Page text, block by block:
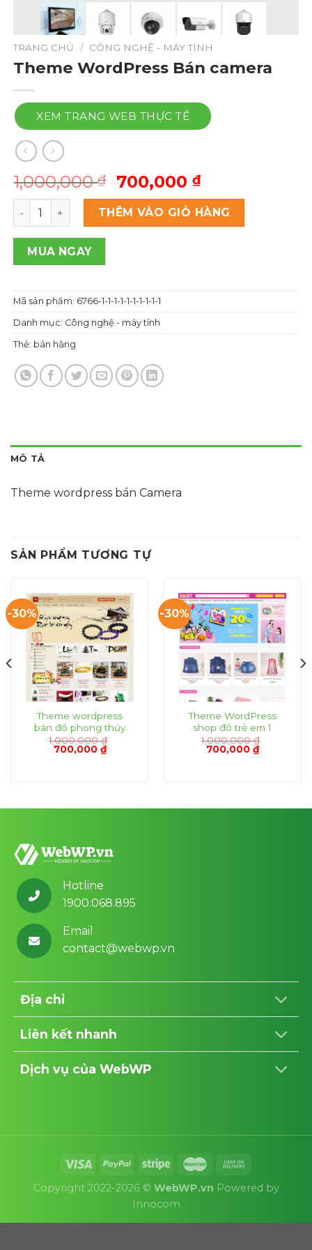
TRANG CHỦ / CÔNG NGHỆ - MÁY TÍNH
Theme WordPress Bán camera
XEM TRANG WEB THỰC TẾ
1,000,000₫
Giá
gốc
là:
1,000,000 ₫.
700,000 ₫Giá
hiện
tại
là:
Theme Wordpress Bán camera số lượng
THÊM VÀO GIỎ HÀNG
MUA NGAY
Mã sản phẩm: 6766-1-1-1-1-1-1-1-1-1-1
Danh mục: Công nghệ - máy tính
Thẻ: bán hàng
MÔ TẢ
Theme wordpress bán Camera
SẢN PHẨM TƯƠNG TỰ
-30%
Theme wordpress
bán đồ phong thủy
1,000,000₫
Giá
700,000 ₫Giá
hiện
-30%
Theme WordPress
shop đồ trẻ em 1
1,000,000₫
Giá
700,000 ₫Giá
hiện
Hotline
1900.068.895
Email
contact@webwp.vn
Địa chỉ
Liên kết nhanh
Dịch vụ của WebWP
Copyright 2022-2026 © WebWP.vn Powered by
Innocom